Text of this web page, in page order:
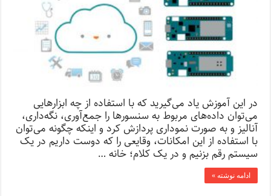
در این آموزش یاد می‌گیرید که با استفاده از چه ابزارهایی
می‌توان داده‌‌های مربوط به سنسورها را جمع‌آوری، نگه‌داری،
آنالیز و به صورت نموداری پردازش کرد و اینکه چگونه می‌توان
با استفاده از این‌ امکانات، وقایعی را که دوست داریم در یک
سیستم رقم بزنیم و در یک کلام؛ خانه …
ادامه نوشته »